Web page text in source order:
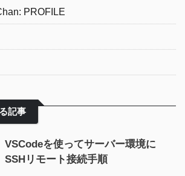
PROFILE
記事
VSCodeを使ってサーバー環境に
SSHリモート接続手順